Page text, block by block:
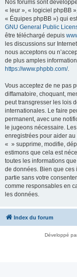
Nos forums sont
« leur », « logiciel phpBB
« Équipes phpBB ») qui
GNU General Public
être téléchargé depuis
les discussions sur
nous acceptons ou
de plus amples
https://www.phpbb.com/.
Vous acceptez de ne pas
diffamatoire, choquant,
peut transgresser les lois
internationales. Le faire
permanent, avec une
le jugeons nécessaire.
enregistrées pour aider
« » supprime, modifie,
estimons que cela est
toutes les informations
de données. Bien que ces
partie sans votre
comme responsables en
les données.
Index du forum
Développé